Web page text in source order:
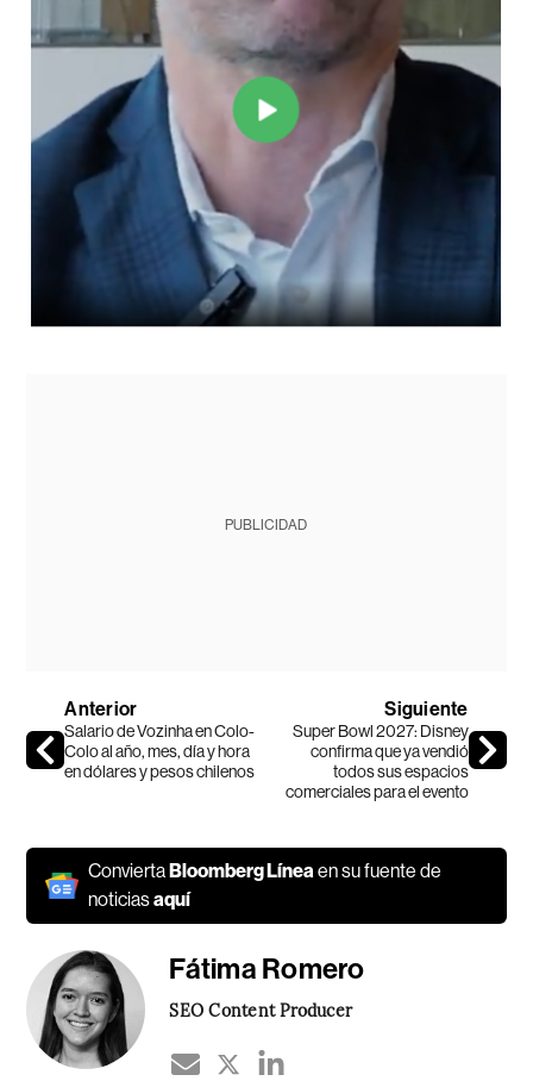
PUBLICIDAD
Anterior
Salario de Vozinha en Colo-
Colo al año, mes, día y hora
en dólares y pesos chilenos
Siguiente
Super Bowl 2027: Disney
confirma que ya vendió
todos sus espacios
comerciales para el evento
ConviertaBloomberg Líneaen su fuente de
noticiasaquí
Fátima Romero
SEO Content Producer